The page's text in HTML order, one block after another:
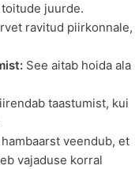
juurde.
ravitud piirkonnale,
See aitab hoida ala
taastumist, kui
veendub, et
vajaduse korral